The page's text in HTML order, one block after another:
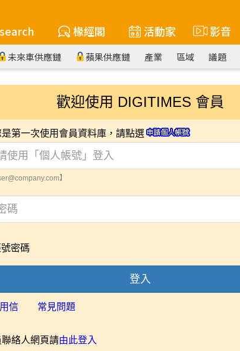
椽經閣 活動家 影音
未來車供應鏈 蘋果供應鏈 產業 區域 議題
歡迎使用 DIGITIMES 會員
第一次使用會員資料庫，請點選
】
密碼
登入
信 常見問題
絡人網頁請由此登入